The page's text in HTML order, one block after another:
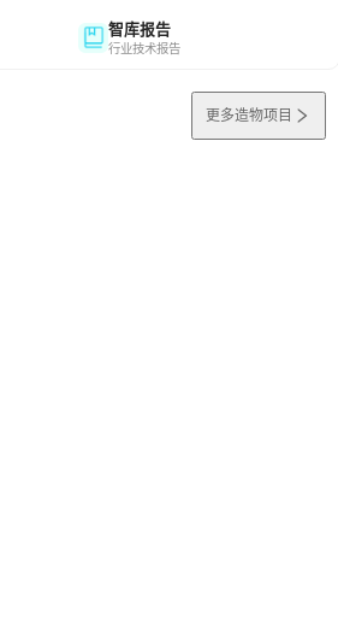
智库报告
行业技术报告
更多造物项目